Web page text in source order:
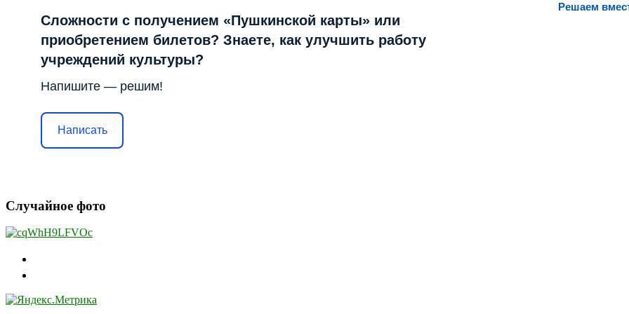
Решаем
Сложности с получением «Пушкинской карты» или
приобретением билетов? Знаете, как улучшить работу
учреждений культуры?
Напишите — решим!
Написать
Случайное фото